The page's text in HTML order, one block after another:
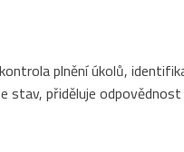
plnění úkolů,
stav, přiděluje